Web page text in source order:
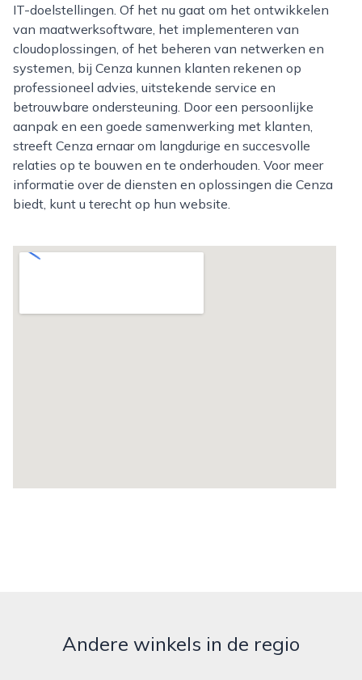
IT-doelstellingen. Of het nu gaat om het ontwikkelen
van maatwerksoftware, het implementeren van
cloudoplossingen, of het beheren van netwerken en
systemen, bij Cenza kunnen klanten rekenen op
professioneel advies, uitstekende service en
betrouwbare ondersteuning. Door een persoonlijke
aanpak en een goede samenwerking met klanten,
streeft Cenza ernaar om langdurige en succesvolle
relaties op te bouwen en te onderhouden. Voor meer
informatie over de diensten en oplossingen die Cenza
biedt, kunt u terecht op hun website.
Andere winkels in de regio